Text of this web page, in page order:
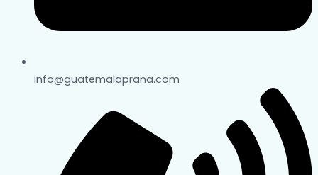
info@guatemalaprana.com